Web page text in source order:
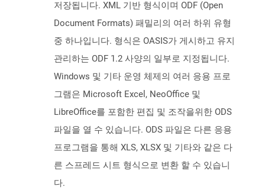
저장됩니다. XML 기반 형식이며 ODF (Open
Document Formats) 패밀리의 여러 하위 유형
중 하나입니다. 형식은 OASIS가 게시하고 유지
관리하는 ODF 1.2 사양의 일부로 지정됩니다.
Windows 및 기타 운영 체제의 여러 응용 프로
그램은 Microsoft Excel, NeoOffice 및
LibreOffice를 포함한 편집 및 조작을위한 ODS
파일을 열 수 있습니다. ODS 파일은 다른 응용
프로그램을 통해 XLS, XLSX 및 기타와 같은 다
른 스프레드 시트 형식으로 변환 할 수 있습니
다.